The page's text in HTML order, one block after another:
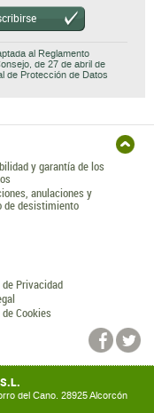
al Reglamento
de 27 de abril de
de Protección de Datos
y garantía de los
anulaciones y
de desistimiento
Privacidad
Cookies
del Cano. 28925 Alcorcón